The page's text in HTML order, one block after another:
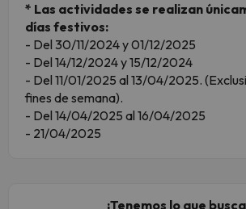
* Las actividades se realizan
días festivos:
- Del 30/11/2024 y 01/12/2025
- Del 14/12/2024 y 15/12/2024
- Del 11/01/2025 al 13/04/2025.
fines de semana).
- Del 14/04/2025 al 16/04/2025
- 21/04/2025
¡Tenemos lo que